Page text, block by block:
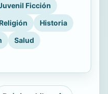
Ficción
Historia
Salud